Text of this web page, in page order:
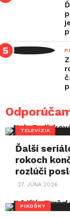
TELEVÍZIA
Ďalší
rokoch
rozlúči
27. JÚNA 2026
PIKOŠKY